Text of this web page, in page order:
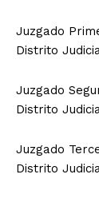
Juzgado
Distrito
Juzgado
Distrito
Juzgado
Distrito